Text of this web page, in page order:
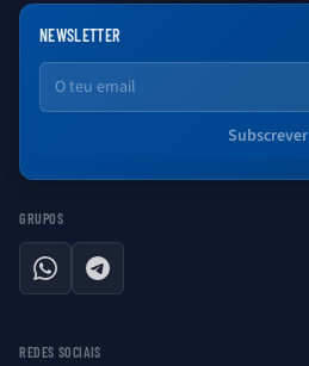
NEWSLETTER
Email
Subscrever
GRUPOS
WhatsAppTelegram
REDES SOCIAIS